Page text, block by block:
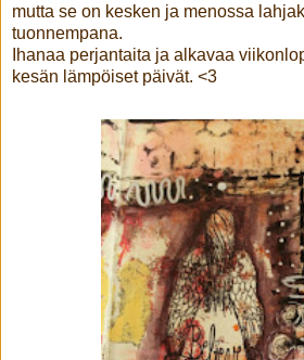
mutta se on kesken ja menossa
tuonnempana.
Ihanaa perjantaita ja alkavaa
kesän lämpöiset päivät. <3